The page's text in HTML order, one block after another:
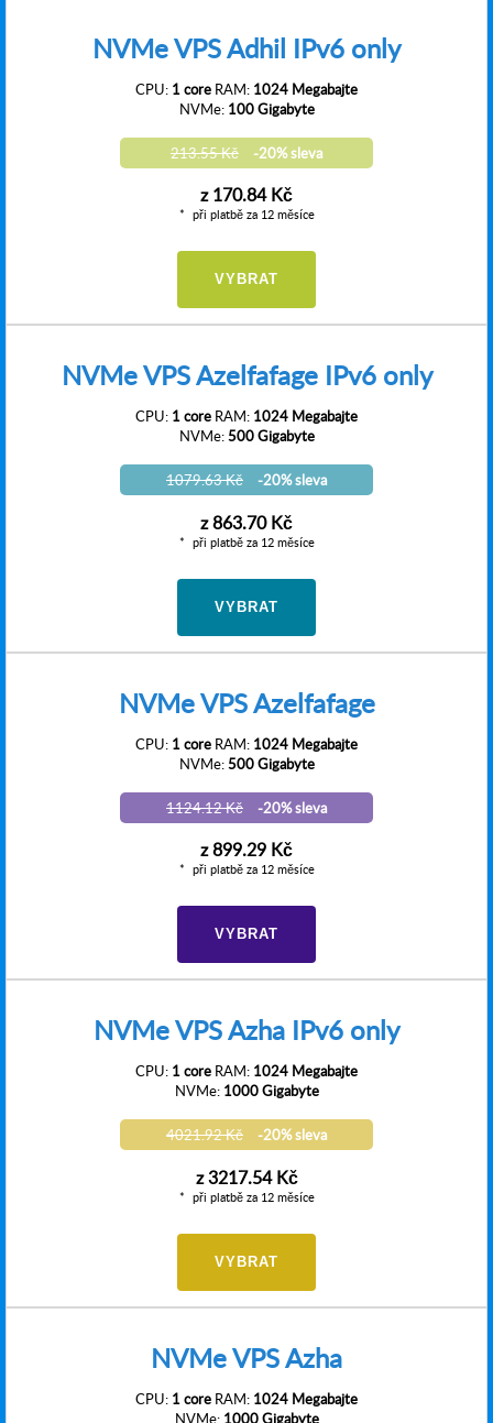
NVMe VPS Adhil IPv6 only
CPU: 1 core RAM: 1024 Megabajte
NVMe: 100 Gigabyte
213.55 Kč -20% sleva
z170.84 Kč
při platbě za 12 měsíce
VYBRAT
NVMe VPS Azelfafage IPv6 only
CPU: 1 core RAM: 1024 Megabajte
NVMe:500 Gigabyte
1079.63 Kč -20% sleva
z863.70 Kč
při platbě za 12 měsíce
VYBRAT
NVMe VPS Azelfafage
CPU: 1 core RAM: 1024 Megabajte
NVMe:500 Gigabyte
1124.12 Kč -20% sleva
z899.29 Kč
při platbě za 12 měsíce
VYBRAT
NVMe VPS Azha IPv6 only
CPU: 1 core RAM: 1024 Megabajte
NVMe: 1000 Gigabyte
4021.92 Kč -20% sleva
z3217.54 Kč
při platbě za 12 měsíce
VYBRAT
NVMe VPS Azha
CPU: 1 core RAM: 1024 Megabajte
NVMe: 1000 Gigabyte